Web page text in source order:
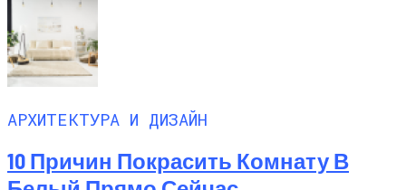
АРХИТЕКТУРА И ДИЗАЙН
10 Причин Покрасить Комнату В